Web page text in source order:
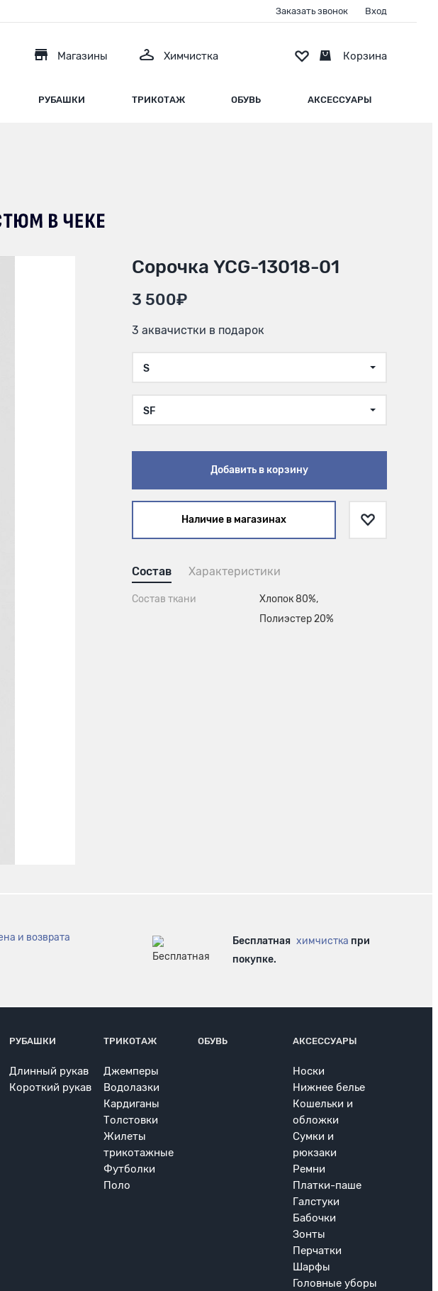
РУБАШКИ ТРИКОТАЖ ОБУВЬ АКСЕССУАРЫ
Магазины Химчистка
Заказать звонок Вход
Корзина
Сорочка YCG-13018-01
3 500₽
3 аквачистки в подарок
S
SF
Добавить в корзину
Наличие в магазинах
Состав Характеристики
Состав ткани
Хлопок 80%,
Полиэстер 20%
и возврата Бесплатная химчистка при
покупке.
РУБАШКИ
Длинный рукав
Короткий рукав
ТРИКОТАЖ
Джемперы
Водолазки
Кардиганы
Толстовки
Жилеты
трикотажные
Футболки
Поло
ОБУВЬ АКСЕССУАРЫ
Носки
Нижнее белье
Кошельки и
обложки
Сумки и
рюкзаки
Ремни
Платки-паше
Галстуки
Бабочки
Зонты
Перчатки
Шарфы
Головные уборы